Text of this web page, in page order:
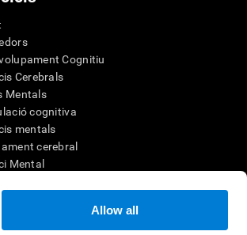
Allow all
Cognitiu
Cerebrals
Mentals
cognitiva
mentals
cerebral
Mental